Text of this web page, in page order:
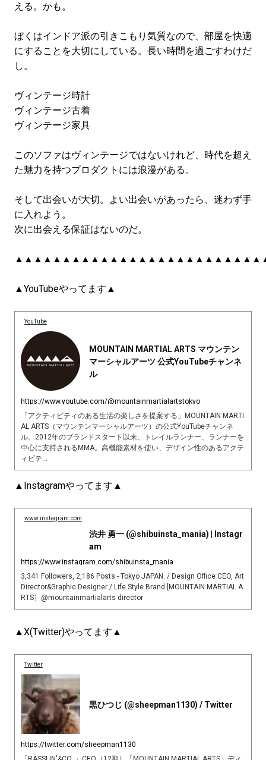
える。かも。
ぼくはインドア派の引きこもり気質なので、部屋を快適
にすることを大切にしている。長い時間を過ごすわけだ
し。
ヴィンテージ時計
ヴィンテージ古着
ヴィンテージ家具
このソファはヴィンテージではないけれど、時代を超え
た魅力を持つプロダクトには浪漫がある。
そして出会いが大切。よい出会いがあったら、迷わず手
に入れよう。
次に出会える保証はないのだ。
▲YouTubeやってます▲
YouTube
MOUNTAIN MARTIAL ARTS マウンテン
マーシャルアーツ 公式YouTubeチャンネ
ル
https://www.youtube.com/@mountainmartialartstokyo
「アクティビティのある生活の楽しさを提案する」MOUNTAIN MARTI
AL ARTS（マウンテンマーシャルアーツ）の公式YouTubeチャンネ
ル。2012年のブランドスタート以来、トレイルランナー、ランナーを
中心に支持されるMMA。高機能素材を使い、デザイン性のあるアクテ
ィビテ...
▲Instagramやってます▲
www.instagram.com
渋井 勇一 (@shibuinsta_mania) | Instagr
am
https://www.instagram.com/shibuinsta_mania
3,341 Followers, 2,186 Posts - Tokyo JAPAN. / Design Office CEO, Art
Director&Graphic Designer / Life Style Brand [MOUNTAIN MARTIAL A
RTS］@mountainmartialarts director
▲X(Twitter)やってます▲
Twitter
黒ひつじ (@sheepman1130) / Twitter
https://twitter.com/sheepman1130